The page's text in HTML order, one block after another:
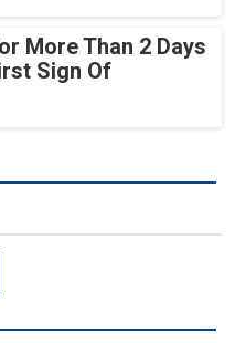
More Than 2 Days
Sign Of